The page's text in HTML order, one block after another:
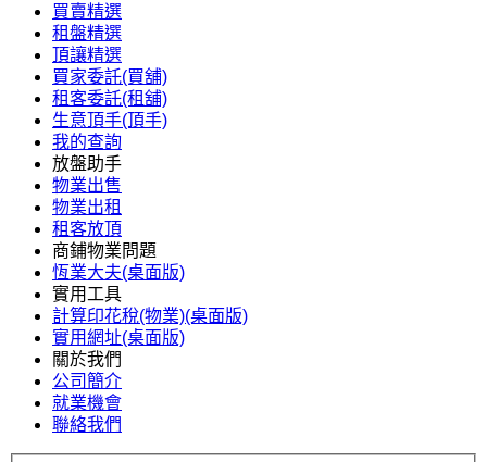
買賣精選
租盤精選
頂讓精選
買家委託(買舖)
租客委託(租舖)
生意頂手(頂手)
我的查詢
放盤助手
物業出售
物業出租
租客放頂
商鋪物業問題
恆業大夫(桌面版)
實用工具
計算印花稅(物業)(桌面版)
實用網址(桌面版)
關於我們
公司簡介
就業機會
聯絡我們